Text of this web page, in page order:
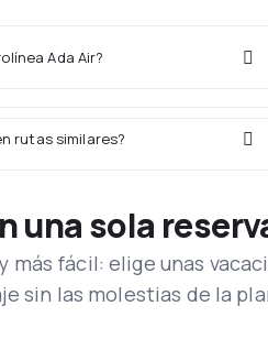
Ada Air?
rutas similares?
una sola
más fácil: elige unas
sin las molestias de la